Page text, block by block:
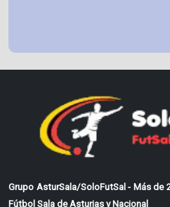
Grupo AsturSala/SoloFutSal - Más de
Fútbol Sala de Asturias y Nacional